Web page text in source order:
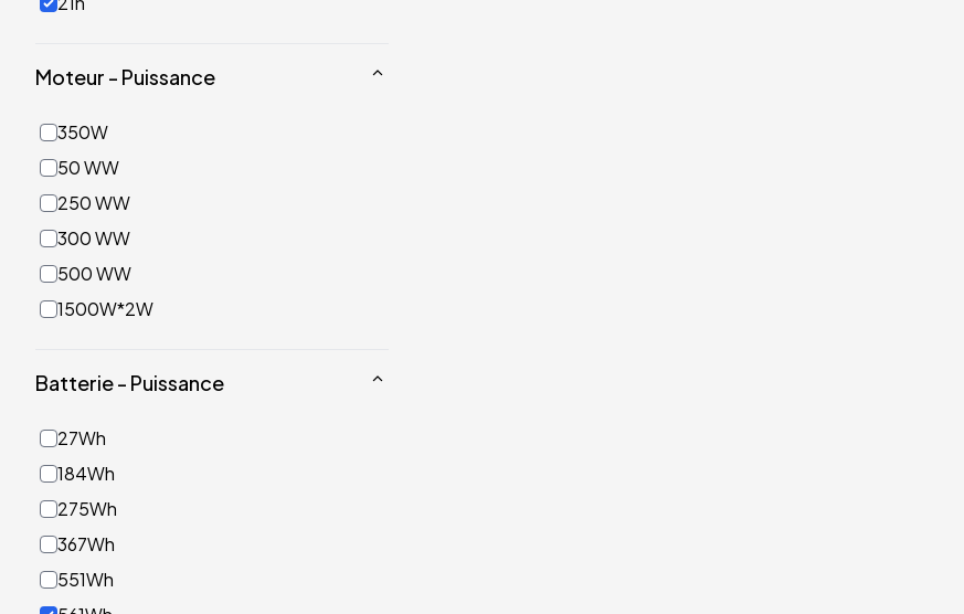
Moteur - Puissance
350W
50 WW
250 WW
300 WW
500 WW
1500W*2W
Batterie - Puissance
27Wh
184Wh
275Wh
367Wh
551Wh